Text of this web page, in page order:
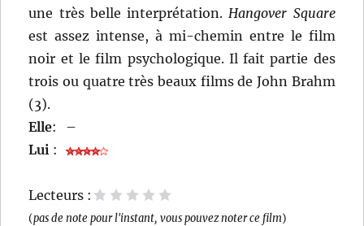
une très belle interprétation.Hangover Square
est assez intense, à mi-chemin entre le film
noir et le film psychologique. Il fait partie des
trois ou quatre très beaux films de John Brahm
(3).
Elle:
–
Lui :
Lecteurs :
5 étoiles
4 étoiles
3 étoiles
2 étoiles
1 étoile
(pas de note pour l'instant, vous pouvez noter ce film)